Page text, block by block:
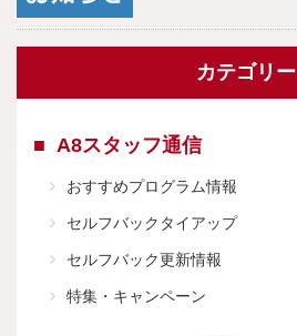
カテゴリー
A8スタッフ通信
おすすめプログラム情報
セルフバックタイアップ
セルフバック更新情報
特集・キャンペーン